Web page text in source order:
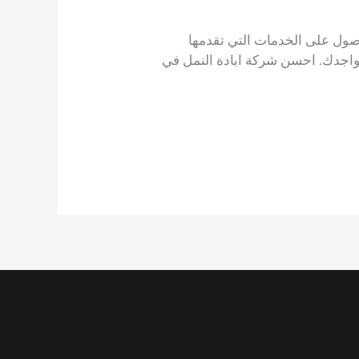
على الخدمات التي تقدمها
بالعمل أثناء تواجدك. احسن شركة ابادة النمل في